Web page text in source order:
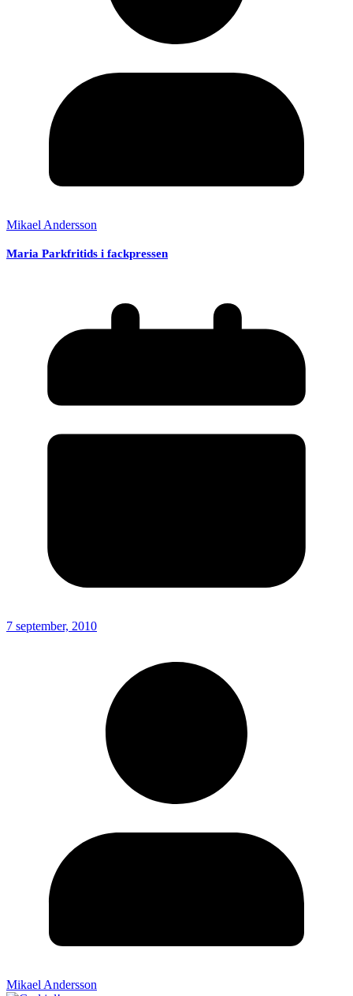
Mikael Andersson
Maria Parkfritids i fackpressen
7 september, 2010
Mikael Andersson